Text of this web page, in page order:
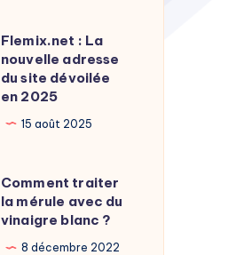
Flemix.net : La
nouvelle adresse
du site dévoilée
en 2025
15 août 2025
Comment traiter
la mérule avec du
vinaigre blanc ?
8 décembre 2022